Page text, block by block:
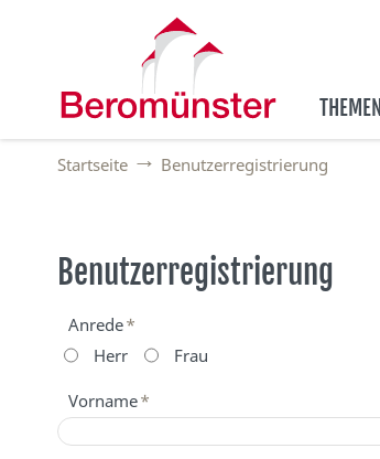
THEMEN
Startseite Benutzerregistrierung
Benutzerregistrierung
Anrede*
Herr
Frau
Vorname*